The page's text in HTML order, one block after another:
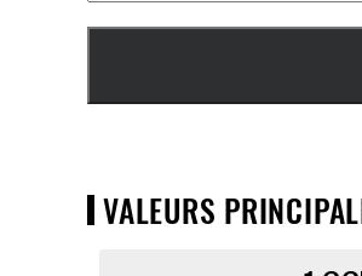
VALEURS